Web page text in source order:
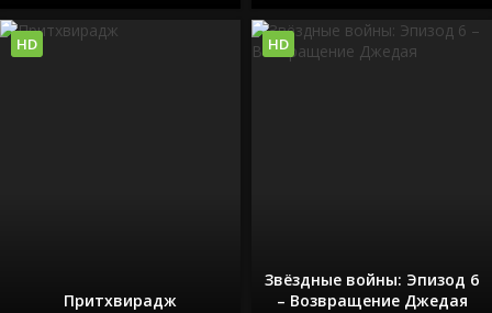
Притхвирадж
HD
Звёздные войны: Эпизод 6
– Возвращение Джедая
HD